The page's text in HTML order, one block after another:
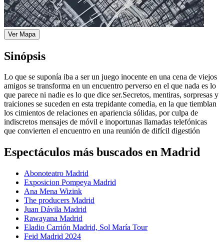
Ver Mapa
Sinópsis
Lo que se suponía iba a ser un juego inocente en una cena de viejos
amigos se transforma en un encuentro perverso en el que nada es lo
que parece ni nadie es lo que dice ser.Secretos, mentiras, sorpresas y
traiciones se suceden en esta trepidante comedia, en la que tiemblan
los cimientos de relaciones en apariencia sólidas, por culpa de
indiscretos mensajes de móvil e inoportunas llamadas telefónicas
que convierten el encuentro en una reunión de difícil digestión
Espectáculos más buscados en Madrid
Abonoteatro Madrid
Exposicion Pompeya Madrid
Ana Mena Wizink
The producers Madrid
Juan Dávila Madrid
Rawayana Madrid
Eladio Carrión Madrid, Sol María Tour
Feid Madrid 2024